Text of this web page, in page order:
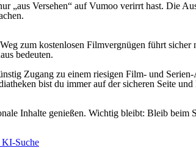
Versehen“ auf Vumoo verirrt hast. Die
zum kostenlosen Filmvergnügen führt
bedeuten.
Zugang zu einem riesigen Film- und
bist du immer auf der sicheren Seite
Inhalte genießen. Wichtig bleibt: Bleib beim
KI-Suche